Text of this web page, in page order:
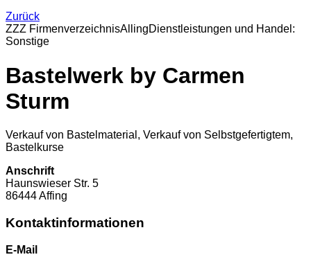
Zurück
ZZZ FirmenverzeichnisAllingDienstleistungen und Handel:
Sonstige
Bastelwerk by Carmen
Sturm
Verkauf von Bastelmaterial, Verkauf von Selbstgefertigtem,
Bastelkurse
Anschrift
Haunswieser Str. 5
86444Affing
Kontaktinformationen
E-Mail